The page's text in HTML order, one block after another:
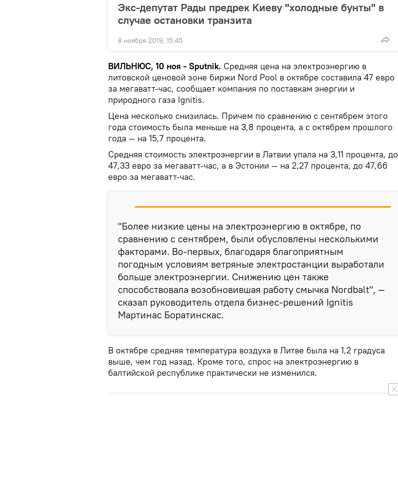
Экс-депутат Рады предрек Киеву "холодные бунты" в
случае остановки транзита
8 ноября 2019, 15:45
ВИЛЬНЮС, 10 ноя - Sputnik. Средняя цена на электроэнергию в
литовской ценовой зоне биржи Nord Pool в октябре составила 47 евро
за мегаватт-час, сообщает компания по поставкам энергии и
природного газа Ignitis.
Цена несколько снизилась. Причем по сравнению с сентябрем этого
года стоимость была меньше на 3,8 процента, а с октябрем прошлого
года — на 15,7 процента.
Средняя стоимость электроэнергии в Латвии упала на 3,11 процента, до
47,33 евро за мегаватт-час, а в Эстонии — на 2,27 процента, до 47,66
евро за мегаватт-час.
"Более низкие цены на электроэнергию в октябре, по
сравнению с сентябрем, были обусловлены несколькими
факторами. Во-первых, благодаря благоприятным
погодным условиям ветряные электростанции выработали
больше электроэнергии. Снижению цен также
способствовала возобновившая работу смычка Nordbalt", —
сказал руководитель отдела бизнес-решений Ignitis
Мартинас Боратинскас.
В октябре средняя температура воздуха в Литве была на 1,2 градуса
выше, чем год назад. Кроме того, спрос на электроэнергию в
балтийской республике практически не изменился.